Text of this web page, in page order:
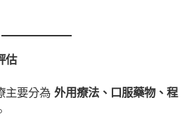
估
主要分為 外用療法、口服藥物、程